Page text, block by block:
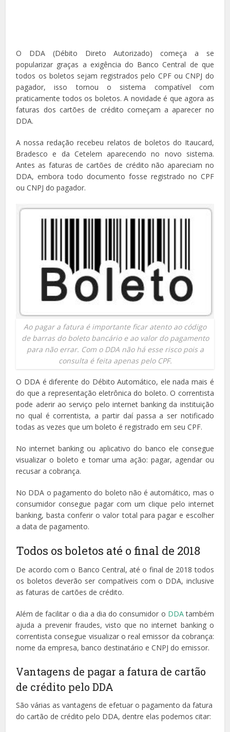
O DDA (Débito Direto Autorizado) começa a se
popularizar graças a exigência do Banco Central de que
todos os boletos sejam registrados pelo CPF ou CNPJ do
pagador, isso tornou o sistema compatível com
praticamente todos os boletos. A novidade é que agora as
faturas dos cartões de crédito começam a aparecer no
DDA.
A nossa redação recebeu relatos de boletos do Itaucard,
Bradesco e da Cetelem aparecendo no novo sistema.
Antes as faturas de cartões de crédito não apareciam no
DDA, embora todo documento fosse registrado no CPF
ou CNPJ do pagador.
Ao pagar a fatura é importante ficar atento ao código
de barras do boleto bancário e ao valor do pagamento
para não errar. Com o DDA não há esse risco pois a
consulta é feita apenas pelo CPF.
O DDA é diferente do Débito Automático, ele nada mais é
do que a representação eletrônica do boleto. O correntista
pode aderir ao serviço pelo internet banking da instituição
no qual é correntista, a partir daí passa a ser notificado
todas as vezes que um boleto é registrado em seu CPF.
No internet banking ou aplicativo do banco ele consegue
visualizar o boleto e tomar uma ação: pagar, agendar ou
recusar a cobrança.
No DDA o pagamento do boleto não é automático, mas o
consumidor consegue pagar com um clique pelo internet
banking, basta conferir o valor total para pagar e escolher
a data de pagamento.
Todos os boletos até o final de 2018
De acordo com o Banco Central, até o final de 2018 todos
os boletos deverão ser compatíveis com o DDA, inclusive
as faturas de cartões de crédito.
Além de facilitar o dia a dia do consumidor o DDAtambém
ajuda a prevenir fraudes, visto que no internet banking o
correntista consegue visualizar o real emissor da cobrança:
nome da empresa, banco destinatário e CNPJ do emissor.
Vantagens de pagar a fatura de cartão
de crédito pelo DDA
São várias as vantagens de efetuar o pagamento da fatura
do cartão de crédito pelo DDA, dentre elas podemos citar: